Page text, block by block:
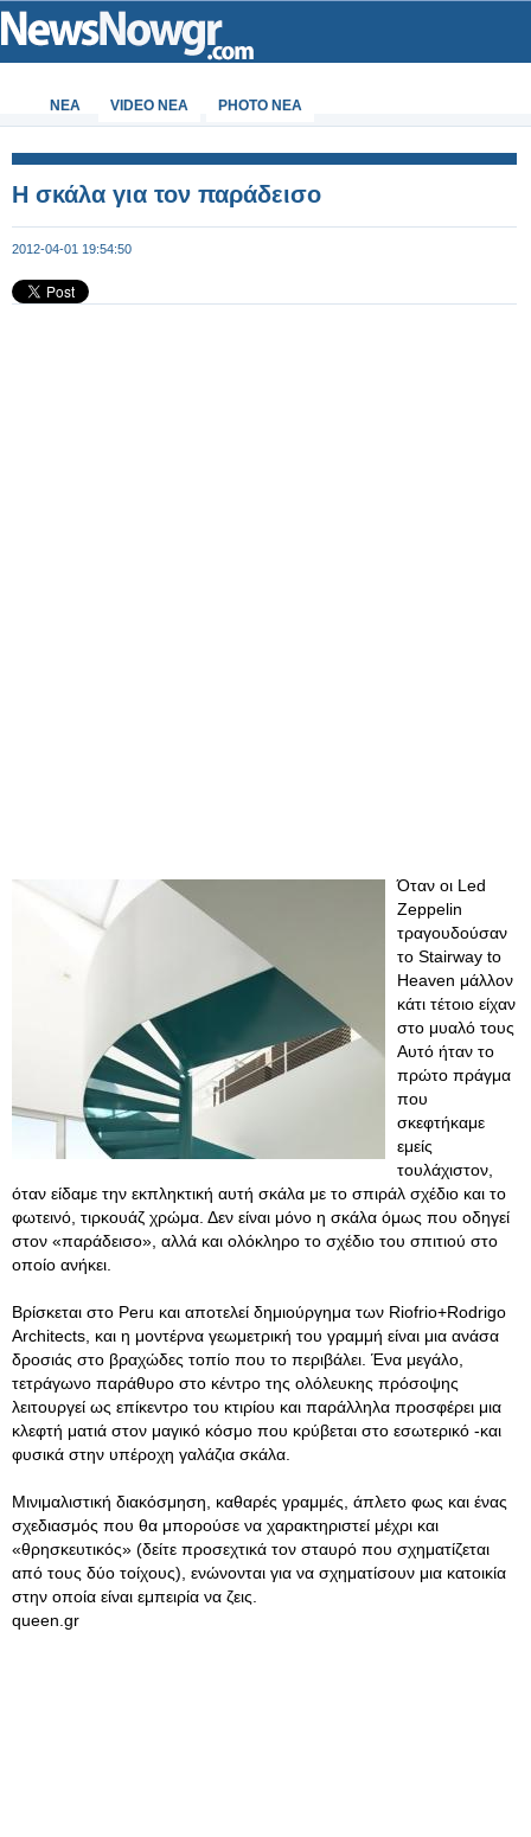
ΝΕΑ VIDEO NEA PHOTO NEA
Η σκάλα για τον παράδεισο
2012-04-01 19:54:50
Όταν οι Led
Zeppelin
τραγουδούσαν
το Stairway to
Heaven μάλλον
κάτι τέτοιο είχαν
στο μυαλό τους
Αυτό ήταν το
πρώτο πράγμα
που
σκεφτήκαμε
εμείς
τουλάχιστον,
όταν είδαμε την εκπληκτική αυτή σκάλα με το σπιράλ σχέδιο και το
φωτεινό, τιρκουάζ χρώμα. Δεν είναι μόνο η σκάλα όμως που οδηγεί
στον «παράδεισο», αλλά και ολόκληρο το σχέδιο του σπιτιού στο
οποίο ανήκει.
Βρίσκεται στο Peru και αποτελεί δημιούργημα των Riofrio+Rodrigo
Architects, και η μοντέρνα γεωμετρική του γραμμή είναι μια ανάσα
δροσιάς στο βραχώδες τοπίο που το περιβάλει. Ένα μεγάλο,
τετράγωνο παράθυρο στο κέντρο της ολόλευκης πρόσοψης
λειτουργεί ως επίκεντρο του κτιρίου και παράλληλα προσφέρει μια
κλεφτή ματιά στον μαγικό κόσμο που κρύβεται στο εσωτερικό -και
φυσικά στην υπέροχη γαλάζια σκάλα.
Μινιμαλιστική διακόσμηση, καθαρές γραμμές, άπλετο φως και ένας
σχεδιασμός που θα μπορούσε να χαρακτηριστεί μέχρι και
«θρησκευτικός» (δείτε προσεχτικά τον σταυρό που σχηματίζεται
από τους δύο τοίχους), ενώνονται για να σχηματίσουν μια κατοικία
στην οποία είναι εμπειρία να ζεις.
queen.gr